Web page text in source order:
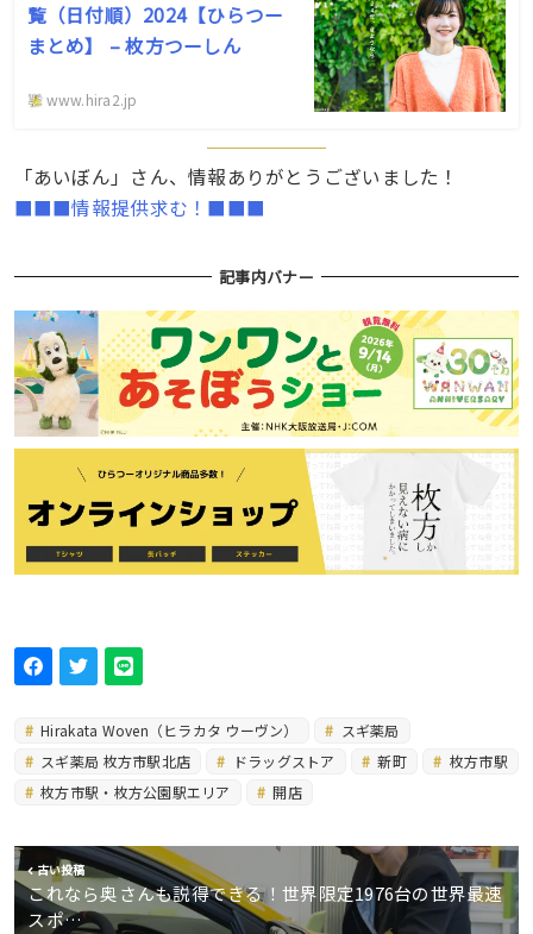
覧（日付順）2024【ひらつー
まとめ】 – 枚方つーしん
www.hira2.jp
「あいぼん」さん、情報ありがとうございました！
■■■情報提供求む！■■■
記事内バナー
Hirakata Woven（ヒラカタ ウーヴン）
スギ薬局
スギ薬局 枚方市駅北店
ドラッグストア 新町
枚方市駅
枚方市駅・枚方公園駅エリア
開店
古い投稿
これなら奥さんも説得できる！世界限定1976台の世界最速
スポ…